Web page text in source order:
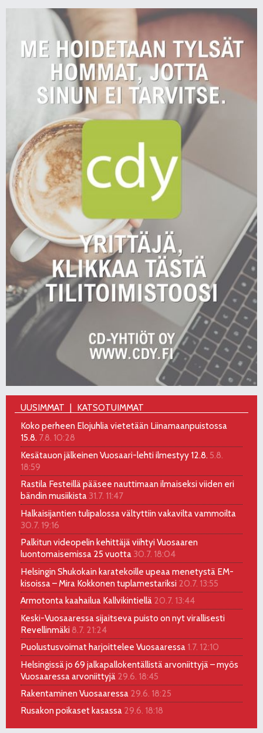
UUSIMMAT
KATSOTUIMMAT
Koko perheen Elojuhlia vietetään Liinamaanpuistossa
15.8. 7.8. 10:28
Kesätauon jälkeinen Vuosaari-lehti ilmestyy 12.8. 5.8.
18:59
Rastila Festeillä pääsee nauttimaan ilmaiseksi viiden eri
bändin musiikista 31.7. 11:47
Halkaisijantien tulipalossa vältyttiin vakavilta vammoilta
30.7. 19:16
Palkitun videopelin kehittäjä viihtyi Vuosaaren
luontomaisemissa 25 vuotta 30.7. 18:04
Helsingin Shukokain karatekoille upeaa menetystä EM-
kisoissa – Mira Kokkonen tuplamestariksi 20.7. 13:55
Armotonta kaahailua Kallvikintiellä 20.7. 13:44
Keski-Vuosaaressa sijaitseva puisto on nyt virallisesti
Revellinmäki 8.7. 21:24
Puolustusvoimat harjoittelee Vuosaaressa 1.7. 12:10
Helsingissä jo 69 jalkapallokentällistä arvoniittyjä – myös
Vuosaaressa arvoniittyjä 29.6. 18:45
Rakentaminen Vuosaaressa 29.6. 18:25
Rusakon poikaset kasassa 29.6. 18:18